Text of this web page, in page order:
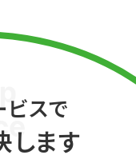
ビスで
します